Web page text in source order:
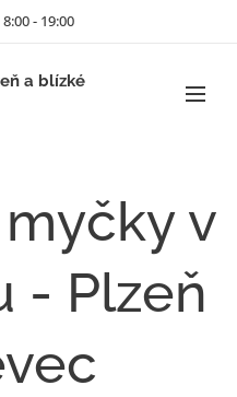
- 19:00
a blízké
v
- Plzeň